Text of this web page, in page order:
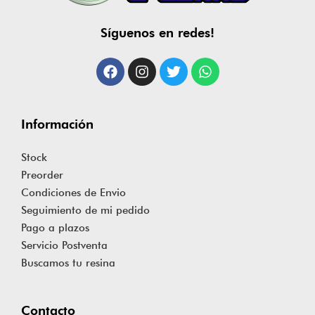
Contacto
Información
Stock
Preorder
Condiciones de Envio
Seguimiento de mi pedido
Pago a plazos
Servicio Postventa
Buscamos tu resina
Síguenos en redes!